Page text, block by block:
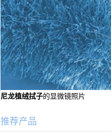
尼龙植绒拭子的显微镜照片
推荐产品